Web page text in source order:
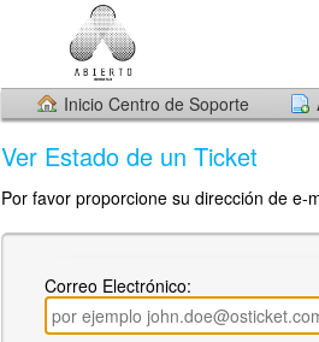
Inicio Centro de Soporte
Ver Estado de un Ticket
Por favor proporcione su dirección de e-
Correo Electrónico: